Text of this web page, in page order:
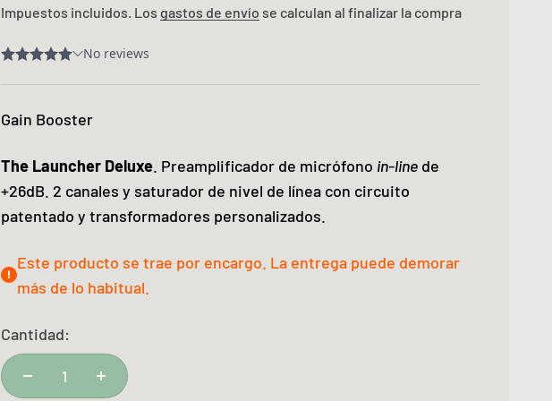
Impuestos incluidos. Los gastos de envío se calculan al finalizar la compra
Gain Booster
The Launcher Deluxe. Preamplificador de micrófono in-line de
+26dB. 2 canales y saturador de nivel de línea con circuito
patentado y transformadores personalizados.
Este producto se trae por encargo. La entrega puede demorar
más de lo habitual.
Cantidad: